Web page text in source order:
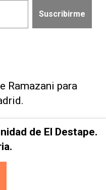
Ramazani para
de El Destape.